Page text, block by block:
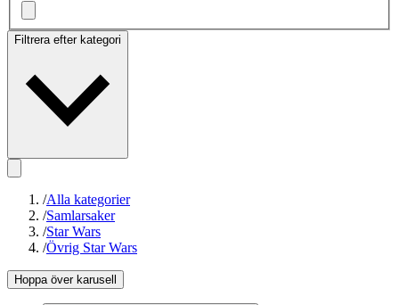
Filtrera efter kategori
/Alla kategorier
/Samlarsaker
/Star Wars
/Övrig Star Wars
Hoppa över karusell